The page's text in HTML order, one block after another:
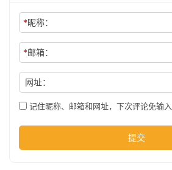
尚
科
*昵称：
*邮箱：
网址：
记住昵称、邮箱和网址，下次评论免输入
提交